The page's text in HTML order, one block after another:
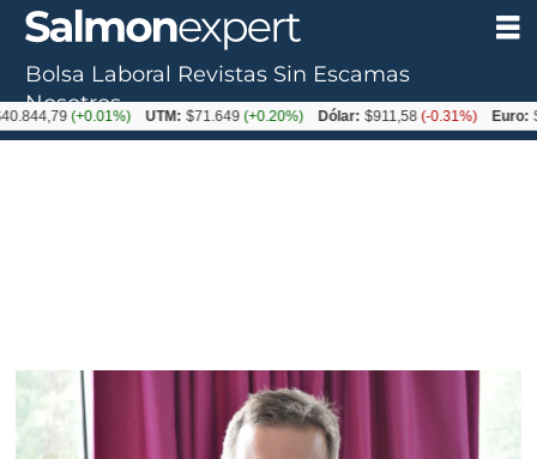
Bolsa Laboral Revistas Sin Escamas
Nosotros
(+0.01%) UTM: $71.649(+0.20%) Dólar: $911,58(-0.31%) Euro: